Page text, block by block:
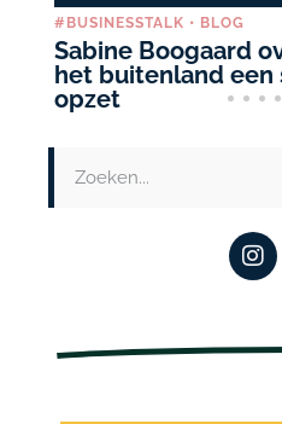
#BUSINESSTALK • BLOG
Sabine Boogaard
het buitenland
opzet